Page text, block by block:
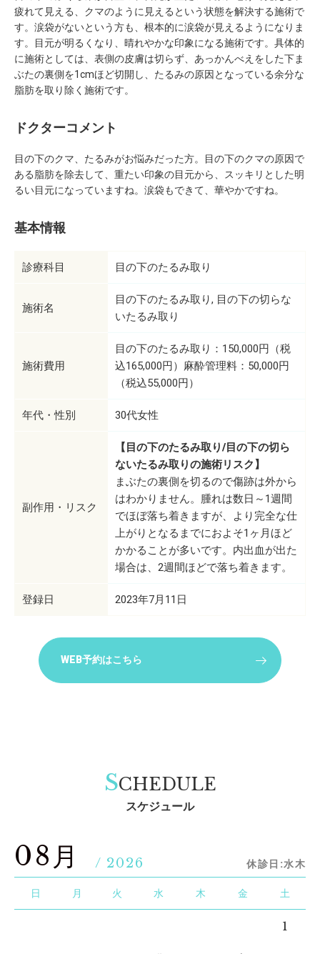
疲れて見える、クマのように見えるという状態を解決する施術で
す。涙袋がないという方も、根本的に涙袋が見えるようになりま
す。目元が明るくなり、晴れやかな印象になる施術です。具体的
に施術としては、表側の皮膚は切らず、あっかんべえをした下ま
ぶたの裏側を1cmほど切開し、たるみの原因となっている余分な
脂肪を取り除く施術です。
ドクターコメント
目の下のクマ、たるみがお悩みだった方。目の下のクマの原因で
ある脂肪を除去して、重たい印象の目元から、スッキリとした明
るい目元になっていますね。涙袋もできて、華やかですね。
基本情報
診療科目 目の下のたるみ取り
施術名
目の下のたるみ取り
目の下の切らな
いたるみ取り
施術費用
目の下のたるみ取り：150,000円（税
込165,000円）麻酔管理料：50,000円
（税込55,000円）
年代・性別 30代女性
副作用・リスク
【目の下のたるみ取り/目の下の切ら
ないたるみ取りの施術リスク】
まぶたの裏側を切るので傷跡は外から
はわかりません。腫れは数日～1週間
でほぼ落ち着きますが、より完全な仕
上がりとなるまでにおよそ1ヶ月ほど
かかることが多いです。内出血が出た
場合は、2週間ほどで落ち着きます。
登録日 2023年7月11日
WEB予約はこちら
SCHEDULE
スケジュール
08月 / 2026 休診日:水木
日 月 火 水 木 金 土
1